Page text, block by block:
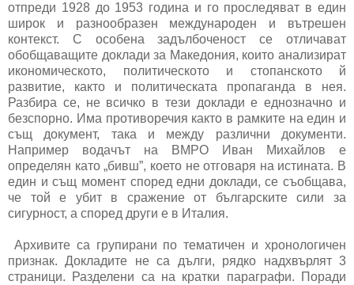
отпреди 1928 до 1953 година и го проследяват в един
широк и разнообразен международен и вътрешен
контекст. С особена задълбоченост се отличават
обобщаващите доклади за Македония, които анализират
икономическото, политическото и стопанското й
развитие, както и политическата пропаганда в нея.
Разбира се, не всичко в тези доклади е еднозначно и
безспорно. Има противоречия както в рамките на един и
същ документ, така и между различни документи.
Например водачът на ВМРО Иван Михайлов е
определян като „бивш”, което не отговаря на истината. В
един и същ момент според едни доклади, се съобщава,
че той е убит в сражение от българските сили за
сигурност, а според други е в Италия.
Архивите са групирани по тематичен и хронологичен
признак. Докладите не са дълги, рядко надхвърлят 3
страници. Разделени са на кратки параграфи. Поради